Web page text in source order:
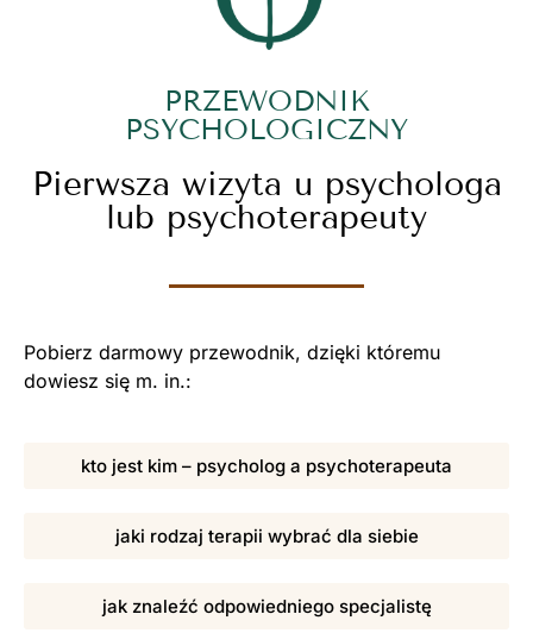
PRZEWODNIK
PSYCHOLOGICZNY
Pierwsza wizyta u psychologa
lub psychoterapeuty
Pobierz darmowy przewodnik, dzięki któremu
dowiesz się m. in.:
kto jest kim – psycholog a psychoterapeuta
jaki rodzaj terapii wybrać dla siebie
jak znaleźć odpowiedniego specjalistę